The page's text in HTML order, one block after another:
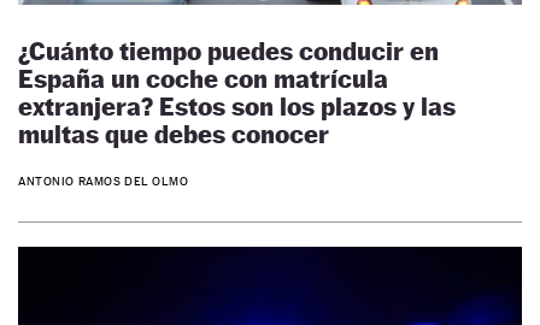
¿Cuánto tiempo puedes conducir en
España un coche con matrícula
extranjera? Estos son los plazos y las
multas que debes conocer
ANTONIO RAMOS DEL OLMO